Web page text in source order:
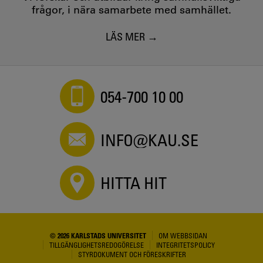
frågor, i nära samarbete med samhället.
LÄS MER
054-700 10 00
INFO@KAU.SE
HITTA HIT
© 2026 KARLSTADS UNIVERSITET
OM WEBBSIDAN
TILLGÄNGLIGHETSREDOGÖRELSE
INTEGRITETSPOLICY
STYRDOKUMENT OCH FÖRESKRIFTER